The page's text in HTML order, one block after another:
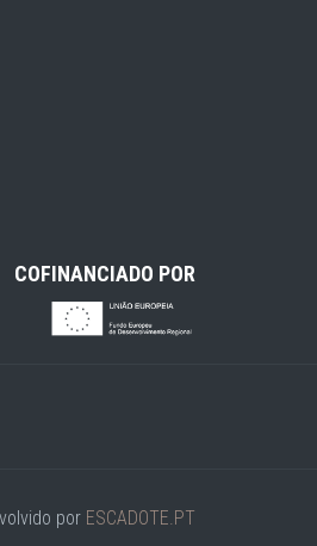
COFINANCIADO POR
por ESCADOTE.PT